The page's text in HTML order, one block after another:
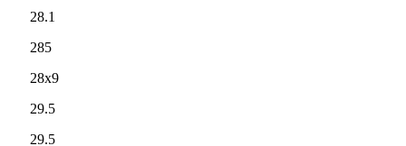
28.1
285
28x9
29.5
29.5